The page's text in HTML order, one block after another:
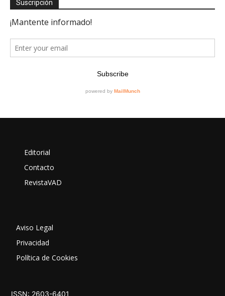
Suscripción
Editorial
Contacto
RevistaVAD
Aviso Legal
Privacidad
Política de Cookies
ISSN: 2603-6401